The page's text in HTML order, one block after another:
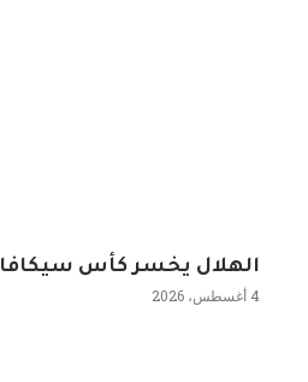
الهلال يخسر كأس سيكافا
4 أغسطس، 2026